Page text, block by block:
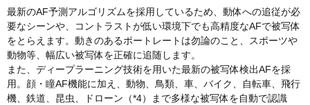
最新のAF予測アルゴリズムを採用しているため、動体への追従が必
要なシーンや、コントラストが低い環境下でも高精度なAFで被写体
をとらえます。動きのあるポートレートは勿論のこと、スポーツや
動物等、幅広い被写体を正確に追随します。
また、ディープラーニング技術を用いた最新の被写体検出AFを採
用。顔・瞳AF機能に加え、動物、鳥類、車、バイク、自転車、飛行
機、鉄道、昆虫、ドローン（*4）まで多様な被写体を自動で認識